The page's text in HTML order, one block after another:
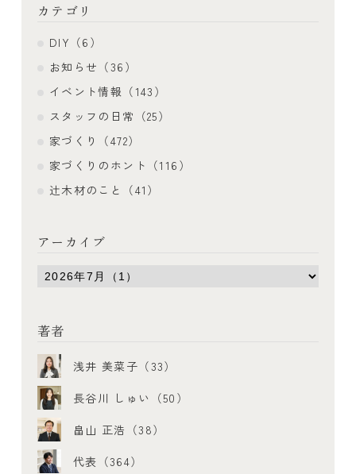
カテゴリ
DIY（6）
お知らせ（36）
イベント情報（143）
スタッフの日常（25）
家づくり（472）
家づくりのホント（116）
辻木材のこと（41）
アーカイブ
著者
浅井 美菜子（33）
長谷川 しゅい（50）
畠山 正浩（38）
代表（364）